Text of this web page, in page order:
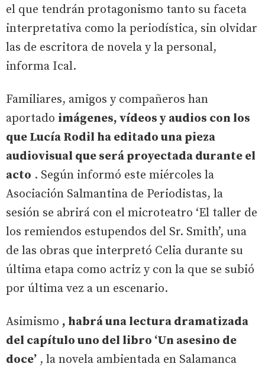
el que tendrán protagonismo tanto su faceta
interpretativa como la periodística, sin olvidar
las de escritora de novela y la personal,
informa Ical.
Familiares, amigos y compañeros han
aportado imágenes, vídeos y audios con los
que Lucía Rodil ha editado una pieza
audiovisual que será proyectada durante el
acto . Según informó este miércoles la
Asociación Salmantina de Periodistas, la
sesión se abrirá con el microteatro ‘El taller de
los remiendos estupendos del Sr. Smith’, una
de las obras que interpretó Celia durante su
última etapa como actriz y con la que se subió
por última vez a un escenario.
Asimismo , habrá una lectura dramatizada
del capítulo uno del libro ‘Un asesino de
doce’ , la novela ambientada en Salamanca